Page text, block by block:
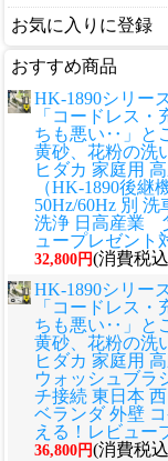
お気に入りに登録
おすすめ商品
HK-1890シリー
「コードレス
ちも悪い‥」と
黄砂、花粉の洗
ヒダカ 家庭用
（HK-1890後
50Hz/60Hz 別
洗浄 日高産業
ュープレゼント
32,800円(消費税
HK-1890シリー
「コードレス
ちも悪い‥」と
黄砂、花粉の洗
ヒダカ 家庭用
ウォッシュブラ
チ接続 東日本
ベランダ 外壁
える！レビュー
36,800円(消費税